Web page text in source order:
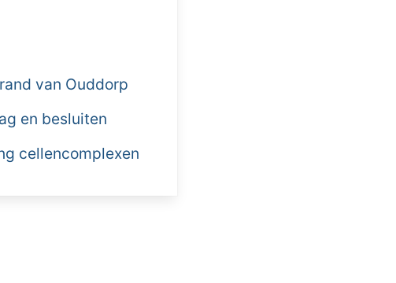
van Ouddorp
en besluiten
cellencomplexen